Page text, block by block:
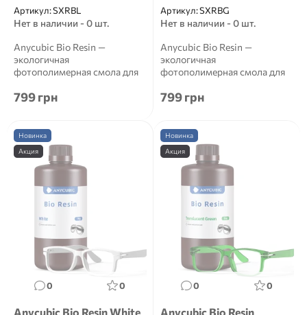
Артикул:SXRBL
Нет в наличии - 0 шт.
Anycubic Bio Resin —
экологичная
фотополимерная смола для
&mdash...
799 грн
Артикул:SXRBG
Нет в наличии - 0 шт.
Anycubic Bio Resin —
экологичная
фотополимерная смола для
&mdash...
799 грн
Новинка
Акция
0 0
Anycubic Bio Resin White
Новинка
Акция
0 0
Anycubic Bio Resin